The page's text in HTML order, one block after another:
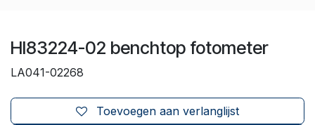
HI83224-02 benchtop fotometer
LA041-02268
Toevoegen aan verlanglijst